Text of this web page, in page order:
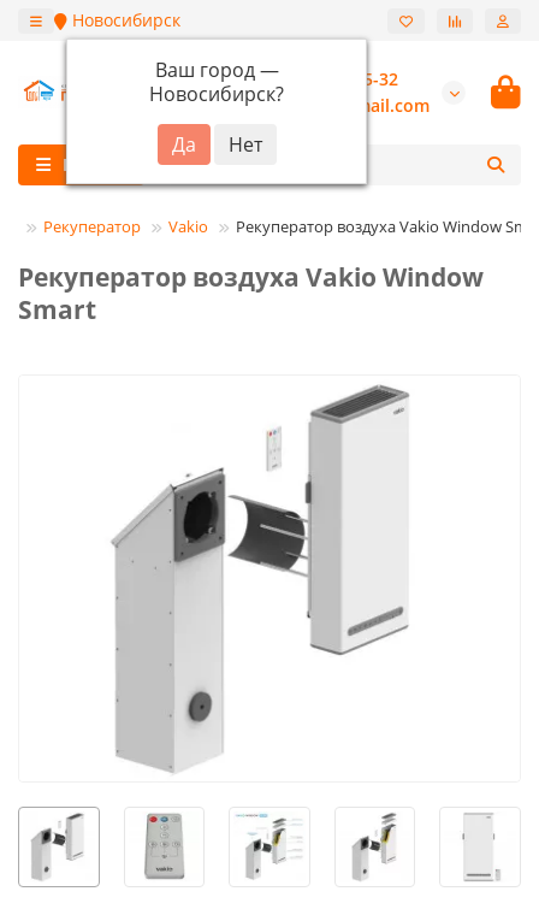
Новосибирск
Ваш город —
Новосибирск?
+7 (913) 987-55-32
burannsk@gmail.com
Каталог
Рекуператор Vakio Рекуператор воздуха Vakio Window
Рекуператор воздуха Vakio Window
Smart